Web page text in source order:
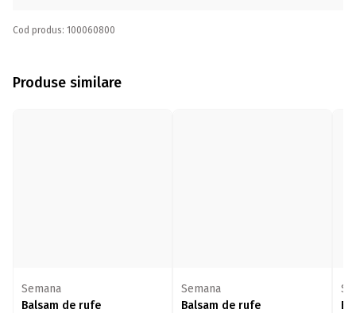
Cod produs: 100060800
Produse similare
Semana
Balsam de rufe
Semana
Balsam de rufe